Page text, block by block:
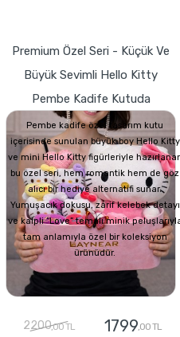
Premium Özel Seri - Küçük Ve
Büyük Sevimli Hello Kitty
Pembe Kadife Kutuda
Pembe kadife özel tasarım kutu
içerisinde sunulan büyük boy Hello Kitty
ve mini Hello Kitty figürleriyle
bu özel seri, hem romantik hem de göz
alıcı bir hediye alternatifi sunar.
Yumuşacık dokusu, zarif kelebek detayı
ve kalpli “Love” temalı minik
tam anlamıyla özel bir koleksiyon
ürünüdür.
2200,00 TL 1799,00 TL